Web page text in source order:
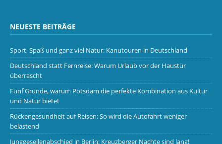
NEUESTE BEITRÄGE
Sport, Spaß und ganz viel Natur: Kanutouren in Deutschland
Deutschland statt Fernreise: Warum Urlaub vor der Haustür
überrascht
Fünf Gründe, warum Potsdam die perfekte Kombination aus Kultur
und Natur bietet
Rückengesundheit auf Reisen: So wird die Autofahrt weniger
belastend
Junggesellenabschied in Berlin: Kreuzberger Nächte sind lang!